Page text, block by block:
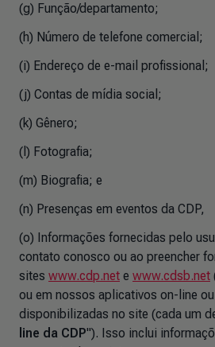
(g) Função/departamento;
(h) Número de telefone comercial;
(i) Endereço de e-mail profissional;
(j) Contas de mídia social;
(k) Gênero;
(l) Fotografia;
(m) Biografia; e
(n) Presenças em eventos da CDP,
(o) Informações fornecidas pelo
contato conosco ou ao preencher
sites www.cdp.net e www.cdsb.net
ou em nossos aplicativos on-line
disponibilizadas no site (cada um
line da CDP"). Isso inclui